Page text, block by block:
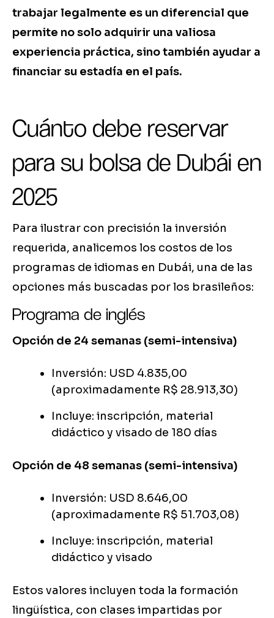
trabajar legalmente es un diferencial que
permite no solo adquirir una valiosa
experiencia práctica, sino también ayudar a
financiar su estadía en el país.
Cuánto debe reservar
para su bolsa de Dubái en
2025
Para ilustrar con precisión la inversión
requerida, analicemos los costos de los
programas de idiomas en Dubái, una de las
opciones más buscadas por los brasileños:
Programa de inglés
Opción de 24 semanas (semi-intensiva)
Inversión: USD 4.835,00
(aproximadamente R$ 28.913,30)
Incluye: inscripción, material
didáctico y visado de 180 días
Opción de 48 semanas (semi-intensiva)
Inversión: USD 8.646,00
(aproximadamente R$ 51.703,08)
Incluye: inscripción, material
didáctico y visado
Estos valores incluyen toda la formación
lingüística, con clases impartidas por